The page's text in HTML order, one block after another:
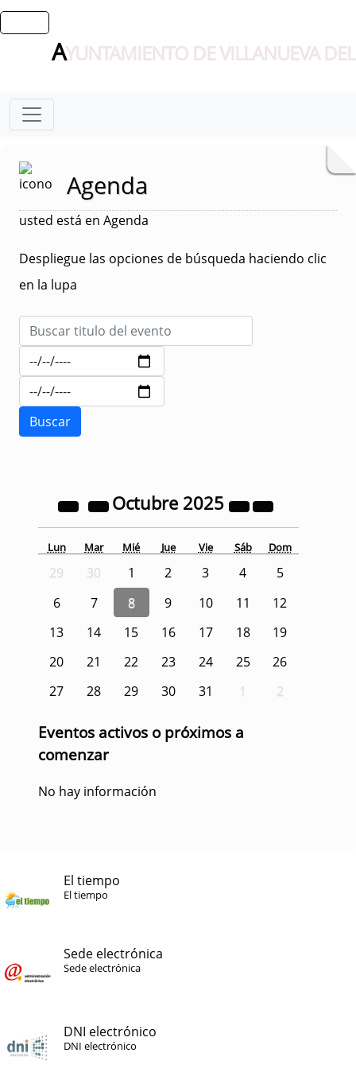
AYUNTAMIENTO DE VILLANUEVA
Agenda
usted está en Agenda
Despliegue las opciones de búsqueda haciendo clic
en la lupa
Octubre 2025
Lun Mar Mié Jue Vie Sáb Dom
29 30 1 2 3 4
5
6
7 8 9 10 11
12
13
14 15 16 17 18
19
20
21 22 23 24 25
26
27
28 29 30 31 1 2
Eventos activos o próximos a
comenzar
No hay información
El tiempo
El tiempo
Sede electrónica
Sede electrónica
DNI electrónico
DNI electrónico